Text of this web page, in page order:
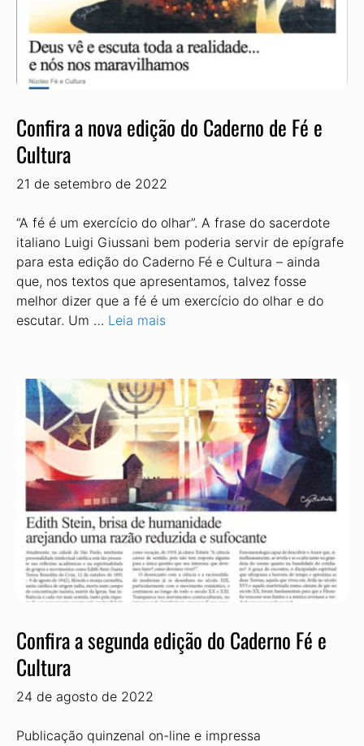
Confira a nova edição do Caderno de Fé e
Cultura
21 de setembro de 2022
“A fé é um exercício do olhar”. A frase do sacerdote
italiano Luigi Giussani bem poderia servir de epígrafe
para esta edição do Caderno Fé e Cultura – ainda
que, nos textos que apresentamos, talvez fosse
melhor dizer que a fé é um exercício do olhar e do
escutar. Um … Leia mais
Confira a segunda edição do Caderno Fé e
Cultura
24 de agosto de 2022
Publicação quinzenal on-line e impressa